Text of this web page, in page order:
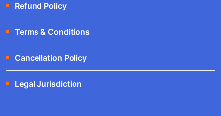
Refund Policy
Terms & Conditions
Cancellation Policy
Legal Jurisdiction